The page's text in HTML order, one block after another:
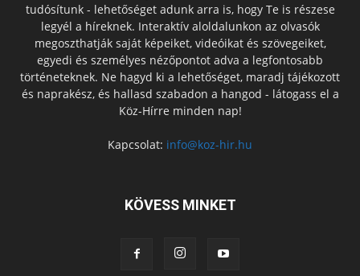
tudósítunk - lehetőséget adunk arra is, hogy Te is részese
legyél a híreknek. Interaktív aloldalunkon az olvasók
megoszthatják saját képeiket, videóikat és szövegeiket,
egyedi és személyes nézőpontot adva a legfontosabb
történeteknek. Ne hagyd ki a lehetőséget, maradj tájékozott
és naprakész, és hallasd szabadon a hangod - látogass el a
Köz-Hírre minden nap!
Kapcsolat: info@koz-hir.hu
KÖVESS MINKET